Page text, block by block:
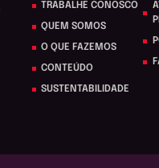
TRABALHE CONOSCO
QUEM SOMOS
O QUE FAZEMOS
CONTEÚDO
SUSTENTABILIDADE